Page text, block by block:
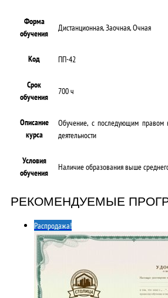
Форма
обучения
Дистанционная, Заочная, Очная
Код ПП-42
Срок
обучения
700 ч
Описание
курса
Обучение, с последующим правом
деятельности
Условия
обучения
Наличие образования выше
РЕКОМЕНДУЕМЫЕ
Распродажа!